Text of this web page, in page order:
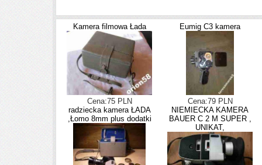
Kamera filmowa Łada
Cena:75 PLN
Eumig C3 kamera
Cena:79 PLN
radziecka kamera ŁADA
,Łomo 8mm plus dodatki
NIEMIECKA KAMERA
BAUER C 2 M SUPER ,
UNIKAT,